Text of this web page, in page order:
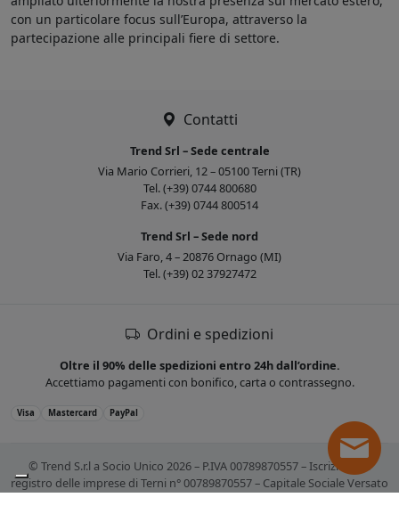
con un particolare focus sull’Europa, attraverso la
partecipazione alle principali fiere di settore.
Contatti
Trend Srl – Sede centrale
Via Mario Corrieri, 12 – 05100 Terni (TR)
Tel. (+39) 0744 800680
Fax. (+39) 0744 800514
Trend Srl – Sede nord
Via Faro, 4 – 20876 Ornago (MI)
Tel. (+39) 02 37927472
Ordini e spedizioni
Oltre il 90% delle spedizioni entro 24h dall’ordine.
Accettiamo pagamenti con bonifico, carta o contrassegno.
Visa Mastercard PayPal
© Trend S.r.l a Socio Unico 2026 – P.IVA 00789870557 – Iscrizione al
registro delle imprese di Terni n° 00789870557 – Capitale Sociale Versato